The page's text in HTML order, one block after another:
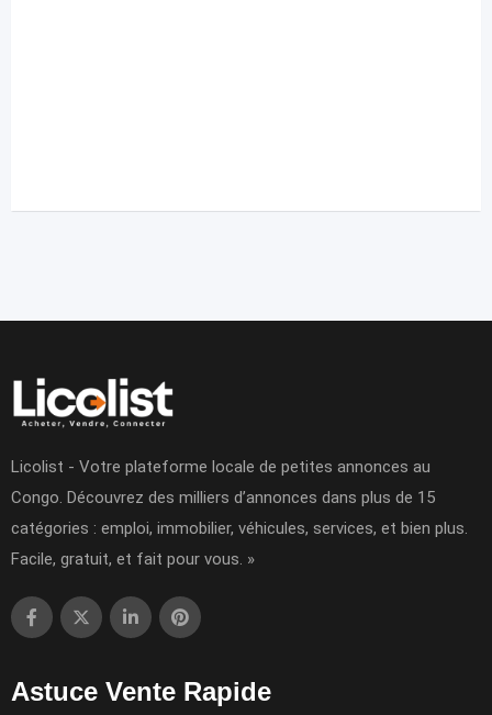
Licolist - Votre plateforme locale de petites annonces au
Congo. Découvrez des milliers d’annonces dans plus de 15
catégories : emploi, immobilier, véhicules, services, et bien plus.
Facile, gratuit, et fait pour vous. »
Astuce Vente Rapide